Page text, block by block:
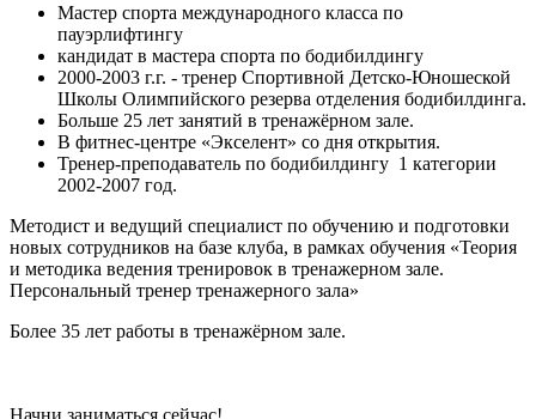
Мастер спорта международного класса по
пауэрлифтингу
кандидат в мастера спорта по бодибилдингу
2000-2003 г.г. - тренер Спортивной Детско-Юношеской
Школы Олимпийского резерва отделения бодибилдинга.
Больше 25 лет занятий в тренажёрном зале.
В фитнес-центре «Экселент» со дня открытия.
Тренер-преподаватель по бодибилдингу 1 категории
2002-2007 год.
Методист и ведущий специалист по обучению и подготовки
новых сотрудников на базе клуба, в рамках обучения «Теория
и методика ведения тренировок в тренажерном зале.
Персональный тренер тренажерного зала»
Более 35 лет работы в тренажёрном зале.
Начни заниматься сейчас!